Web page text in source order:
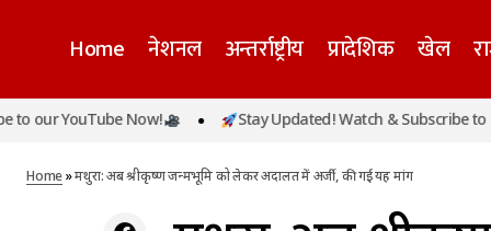
Home नेशनल अन्तर्राष्ट्रीय प्रादेशिक खेल
पंजाब में कांग्रेस: सुनील जाखड़ के समर्थन में उतरे कई
Now! Stay Updated! Watch & Subscribe to our
Home»मथुरा: अब श्रीकृष्ण जन्मभूमि को लेकर अदालत में अर्जी, की गई यह मांग